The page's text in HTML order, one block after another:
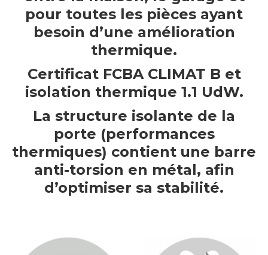
pour toutes les pièces ayant
besoin d’une amélioration
thermique.
Certificat FCBA CLIMAT B et
isolation thermique 1.1 UdW.
La structure isolante de la
porte (performances
thermiques) contient une barre
anti-torsion en métal, afin
d’optimiser sa stabilité.